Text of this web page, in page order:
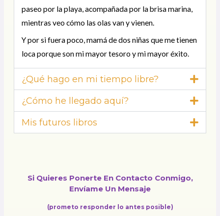
paseo por la playa, acompañada por la brisa marina,
mientras veo cómo las olas van y vienen.
Y por si fuera poco, mamá de dos niñas que me tienen
loca porque son mi mayor tesoro y mi mayor éxito.
¿Qué hago en mi tiempo libre?
¿Cómo he llegado aquí?
Mis futuros libros
Si Quieres Ponerte En Contacto Conmigo,
Envíame Un Mensaje
(prometo responder lo antes posible)